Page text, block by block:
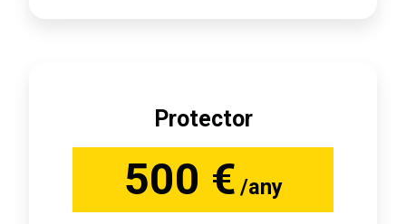
Protector
500 € /any